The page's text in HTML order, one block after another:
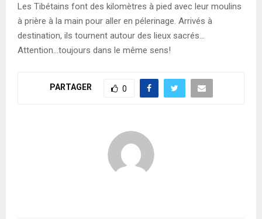
Les Tibétains font des kilomètres à pied avec leur moulins
à prière à la main pour aller en pélerinage. Arrivés à
destination, ils tournent autour des lieux sacrés…
Attention…toujours dans le même sens!
PARTAGER 0